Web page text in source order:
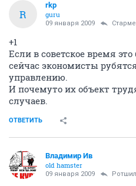
R
rkp
guru
09 января 2009
+1
Если в советское время
сейчас экономисты
управлению.
И почемуто их объект
случаев.
ОТВЕТИТЬ
Владимир Ив
old hamster
09 января 2009